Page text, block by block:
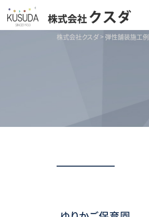
株式会社クスダ> 弾性舗装施工例